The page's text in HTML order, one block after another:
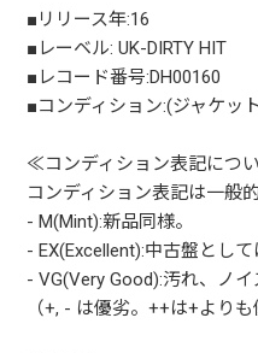
■リリース年:16
■レーベル: UK-DIRTY HIT
■レコード番号:DH00160
■コンディション:(ジャケッ
≪コンディション表記につ
コンディション表記は一般
- M(Mint):新品同様。
- EX(Excellent):中古盤として
- VG(Very Good):汚れ、ノイ
（+, - は優劣。++は+より